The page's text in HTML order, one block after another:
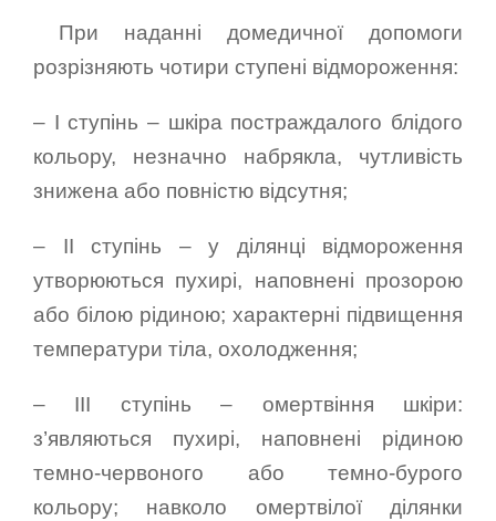
При наданні домедичної допомоги
розрізняють чотири ступені відмороження:
– I ступінь – шкіра постраждалого блідого
кольору, незначно набрякла, чутливість
знижена або повністю відсутня;
– II ступінь – у ділянці відмороження
утворюються пухирі, наповнені прозорою
або білою рідиною; характерні підвищення
температури тіла, охолодження;
– III ступінь – омертвіння шкіри:
з’являються пухирі, наповнені рідиною
темно-червоного або темно-бурого
кольору; навколо омертвілої ділянки